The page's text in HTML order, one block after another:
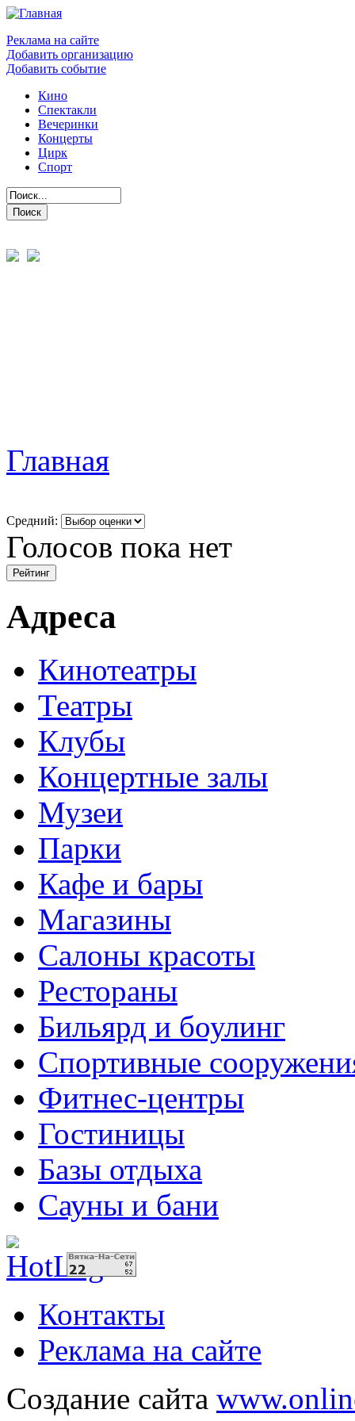
Реклама на сайте
Добавить организацию
Добавить событие
Кино
Спектакли
Вечеринки
Концерты
Цирк
Спорт
Главная
Средний:
Голосов пока нет
Адреса
Кинотеатры
Театры
Клубы
Концертные залы
Музеи
Парки
Кафе и бары
Магазины
Салоны красоты
Рестораны
Бильярд и боулинг
Спортивные
Фитнес-центры
Гостиницы
Базы отдыха
Сауны и бани
Контакты
Реклама на сайте
Создание сайта